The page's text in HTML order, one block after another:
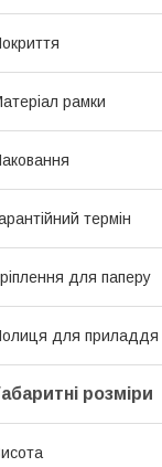
рамки
термін
для паперу
для приладдя
розміри